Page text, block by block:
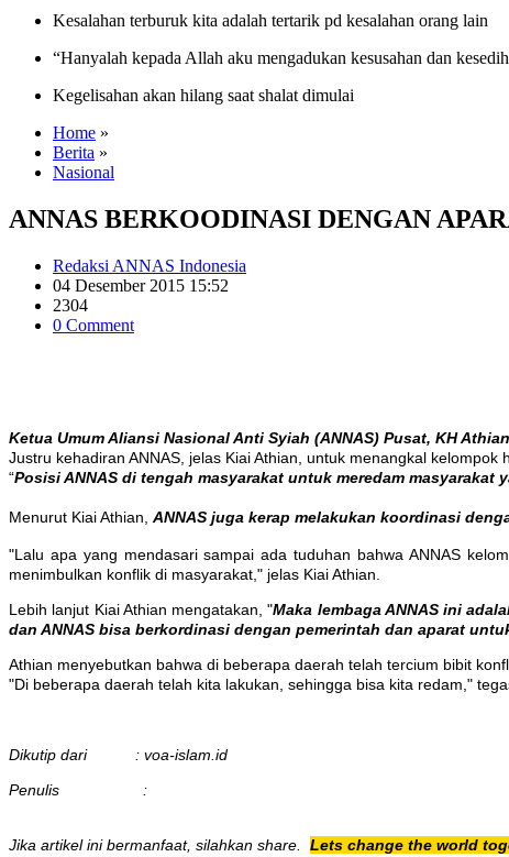
Kesalahan terburuk kita adalah tertarik pd kesalahan orang lain
“Hanyalah kepada Allah aku mengadukan kesusahan dan
Kegelisahan akan hilang saat shalat dimulai
Home »
Berita »
Nasional
ANNAS BERKOODINASI DENGAN
Redaksi ANNAS Indonesia
04 Desember 2015 15:52
2304
0 Comment
Ketua Umum Aliansi Nasional Anti Syiah (ANNAS) Pusat, KH
Justru kehadiran ANNAS, jelas Kiai Athian, untuk menangkal
“Posisi ANNAS di tengah masyarakat untuk meredam
Menurut Kiai Athian, ANNAS juga kerap melakukan koordinasi
"Lalu apa yang mendasari sampai ada tuduhan bahwa ANNAS
menimbulkan konflik di masyarakat," jelas Kiai Athian.
Lebih lanjut Kiai Athian mengatakan, "Maka lembaga ANNAS ini
dan ANNAS bisa berkordinasi dengan pemerintah dan aparat
Athian menyebutkan bahwa di beberapa daerah telah tercium bibit
"Di beberapa daerah telah kita lakukan, sehingga bisa kita redam,"
Dikutip dari : voa-islam.id
Penulis :
Jika artikel ini bermanfaat, silahkan share. Lets change the world